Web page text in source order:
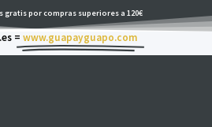
gratis por compras superiores a 120€
= www.guapayguapo.com